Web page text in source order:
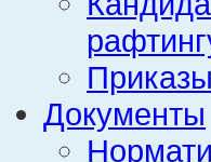
Документы